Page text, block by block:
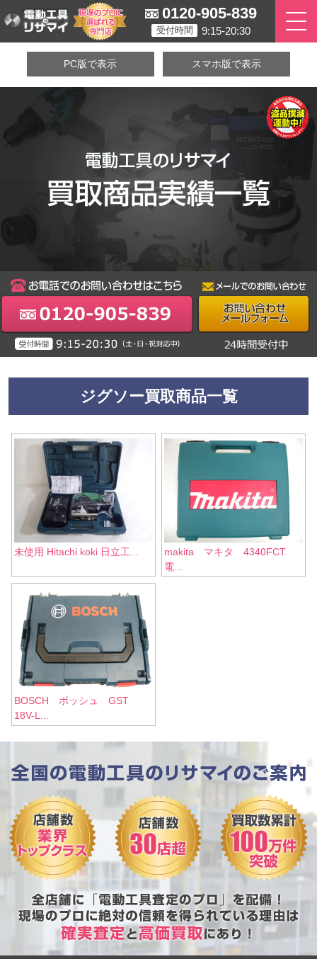
0120-905-839
受付時間 9:15-20:30
PC版で表示 スマホ版で表示
ジグソー買取商品一覧
未使用 Hitachi koki 日立工...
makita マキタ 4340FCT
電...
BOSCH ボッシュ GST
18V-L...